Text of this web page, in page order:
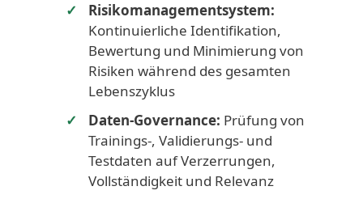
Risikomanagementsystem:
Kontinuierliche Identifikation,
Bewertung und Minimierung von
Risiken während des gesamten
Lebenszyklus
Daten-Governance: Prüfung von
Trainings-, Validierungs- und
Testdaten auf Verzerrungen,
Vollständigkeit und Relevanz